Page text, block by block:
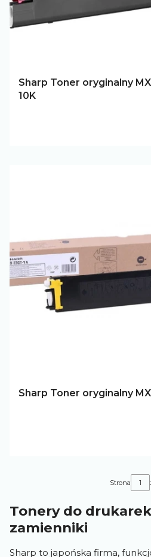
Sharp Toner oryginalny
10K
Sharp Toner oryginalny
Strona
Tonery do
zamienniki
Sharp to japońska firma,